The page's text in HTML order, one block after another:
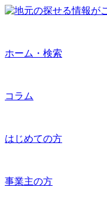
ホーム・検索
コラム
はじめての方
事業主の方